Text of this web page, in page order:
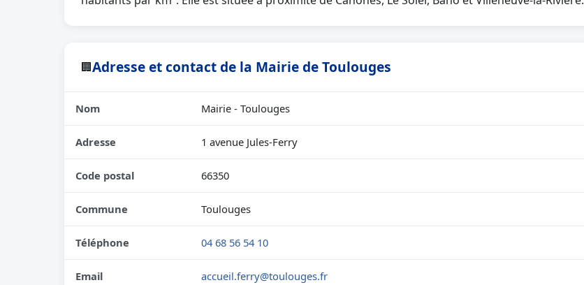
🏢Adresse et contact de la Mairie de Toulouges
Nom Mairie - Toulouges
Adresse 1 avenue Jules-Ferry
Code postal 66350
Commune Toulouges
Téléphone 04 68 56 54 10
Email accueil.ferry@toulouges.fr